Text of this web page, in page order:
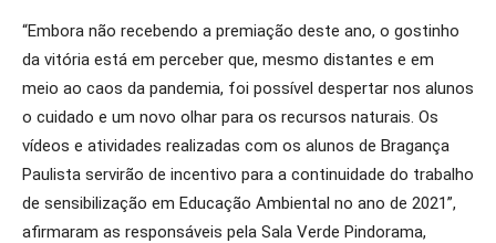
“Embora não recebendo a premiação deste ano, o gostinho
da vitória está em perceber que, mesmo distantes e em
meio ao caos da pandemia, foi possível despertar nos alunos
o cuidado e um novo olhar para os recursos naturais. Os
vídeos e atividades realizadas com os alunos de Bragança
Paulista servirão de incentivo para a continuidade do trabalho
de sensibilização em Educação Ambiental no ano de 2021”,
afirmaram as responsáveis pela Sala Verde Pindorama,